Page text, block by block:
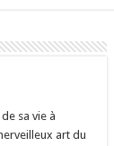
sa vie à
art du